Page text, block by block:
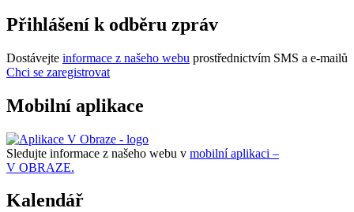
Přihlášení k odběru zpráv
Dostávejte informace z našeho webu prostřednictvím SMS a e-mailů
Chci se zaregistrovat
Mobilní aplikace
Sledujte informace z našeho webu v mobilní aplikaci –
V OBRAZE.
Kalendář